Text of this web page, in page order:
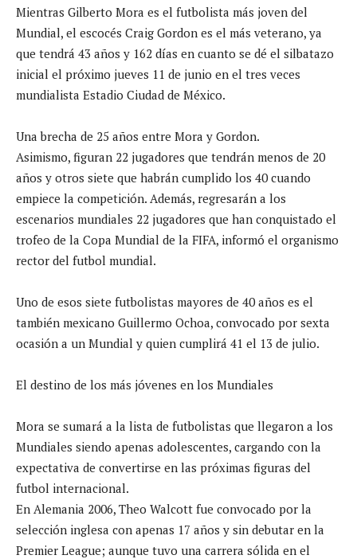
Mientras Gilberto Mora es el futbolista más joven del
Mundial, el escocés Craig Gordon es el más veterano, ya
que tendrá 43 años y 162 días en cuanto se dé el silbatazo
inicial el próximo jueves 11 de junio en el tres veces
mundialista Estadio Ciudad de México.
Una brecha de 25 años entre Mora y Gordon.
Asimismo, figuran 22 jugadores que tendrán menos de 20
años y otros siete que habrán cumplido los 40 cuando
empiece la competición. Además, regresarán a los
escenarios mundiales 22 jugadores que han conquistado el
trofeo de la Copa Mundial de la FIFA, informó el organismo
rector del futbol mundial.
Uno de esos siete futbolistas mayores de 40 años es el
también mexicano Guillermo Ochoa, convocado por sexta
ocasión a un Mundial y quien cumplirá 41 el 13 de julio.
El destino de los más jóvenes en los Mundiales
Mora se sumará a la lista de futbolistas que llegaron a los
Mundiales siendo apenas adolescentes, cargando con la
expectativa de convertirse en las próximas figuras del
futbol internacional.
En Alemania 2006, Theo Walcott fue convocado por la
selección inglesa con apenas 17 años y sin debutar en la
Premier League; aunque tuvo una carrera sólida en el